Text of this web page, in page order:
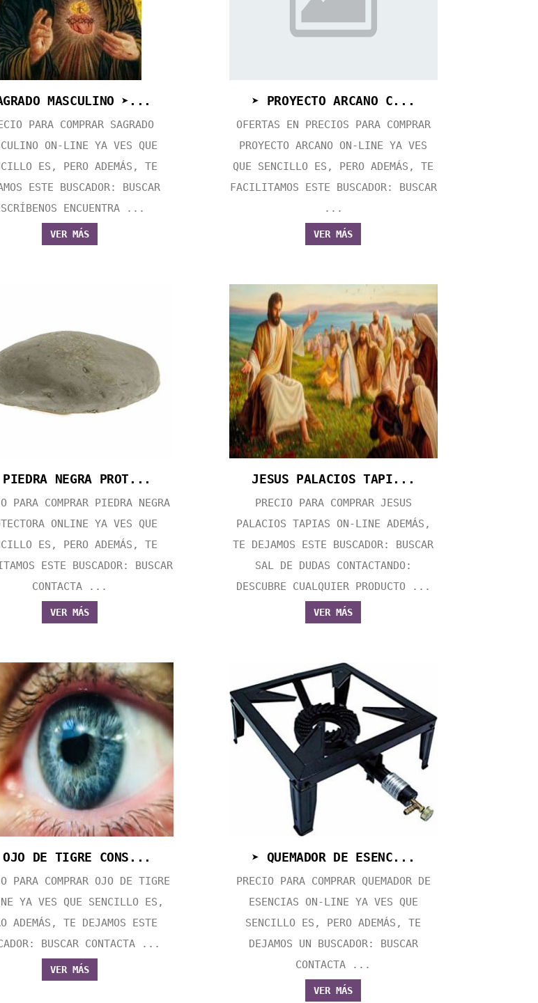
MASCULINO ➤...
PARA COMPRAR SAGRADO
ON-LINE YA VES QUE
ES, PERO ADEMÁS, TE
ESTE BUSCADOR: BUSCAR
ENCUENTRA ...
VER MÁS
➤ PROYECTO ARCANO C...
OFERTAS EN PRECIOS PARA COMPRAR
PROYECTO ARCANO ON-LINE YA VES
QUE SENCILLO ES, PERO ADEMÁS, TE
FACILITAMOS ESTE BUSCADOR: BUSCAR
...
VER MÁS
NEGRA PROT...
PARA COMPRAR PIEDRA NEGRA
ONLINE YA VES QUE
ES, PERO ADEMÁS, TE
ESTE BUSCADOR: BUSCAR
CONTACTA ...
VER MÁS
JESUS PALACIOS TAPI...
PRECIO PARA COMPRAR JESUS
PALACIOS TAPIAS ON-LINE ADEMÁS,
TE DEJAMOS ESTE BUSCADOR: BUSCAR
SAL DE DUDAS CONTACTANDO:
DESCUBRE CUALQUIER PRODUCTO ...
VER MÁS
DE TIGRE CONS...
PARA COMPRAR OJO DE TIGRE
YA VES QUE SENCILLO ES,
ADEMÁS, TE DEJAMOS ESTE
BUSCAR CONTACTA ...
VER MÁS
➤ QUEMADOR DE ESENC...
PRECIO PARA COMPRAR QUEMADOR DE
ESENCIAS ON-LINE YA VES QUE
SENCILLO ES, PERO ADEMÁS, TE
DEJAMOS UN BUSCADOR: BUSCAR
CONTACTA ...
VER MÁS